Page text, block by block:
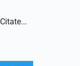
Citate...